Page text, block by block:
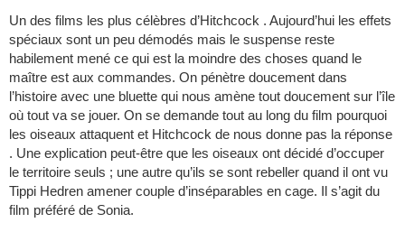
Un des films les plus célèbres d’Hitchcock . Aujourd’hui les effets
spéciaux sont un peu démodés mais le suspense reste
habilement mené ce qui est la moindre des choses quand le
maître est aux commandes. On pénètre doucement dans
l’histoire avec une bluette qui nous amène tout doucement sur l’île
où tout va se jouer. On se demande tout au long du film pourquoi
les oiseaux attaquent et Hitchcock de nous donne pas la réponse
. Une explication peut-être que les oiseaux ont décidé d’occuper
le territoire seuls ; une autre qu’ils se sont rebeller quand il ont vu
Tippi Hedren amener couple d’inséparables en cage. Il s’agit du
film préféré de Sonia.